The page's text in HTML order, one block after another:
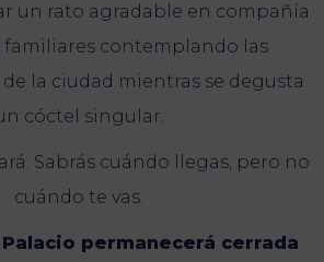
un rato agradable en compañía
familiares contemplando las
de la ciudad mientras se degusta
cóctel singular.
Sabrás cuándo llegas, pero no
cuándo te vas.
permanecerá cerrada